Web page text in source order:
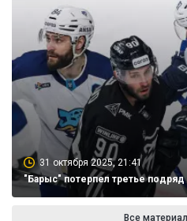
31 октября 2025, 21:41
"Барыс" потерпел третье
Все